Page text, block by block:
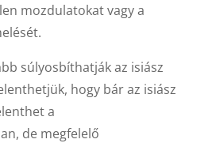
mozdulatokat vagy a
súlyosbíthatják az isiász
hogy bár az isiász
a
de megfelelő